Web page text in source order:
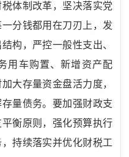
体制改革，坚决落实党
分钱都用在刀刃上，发
构，严控一般性支出、
用车购置、新增资产配
大存量资金盘活力度，
量债务。要加强财政支
衡原则，强化预算执行
持续落实并优化财税工